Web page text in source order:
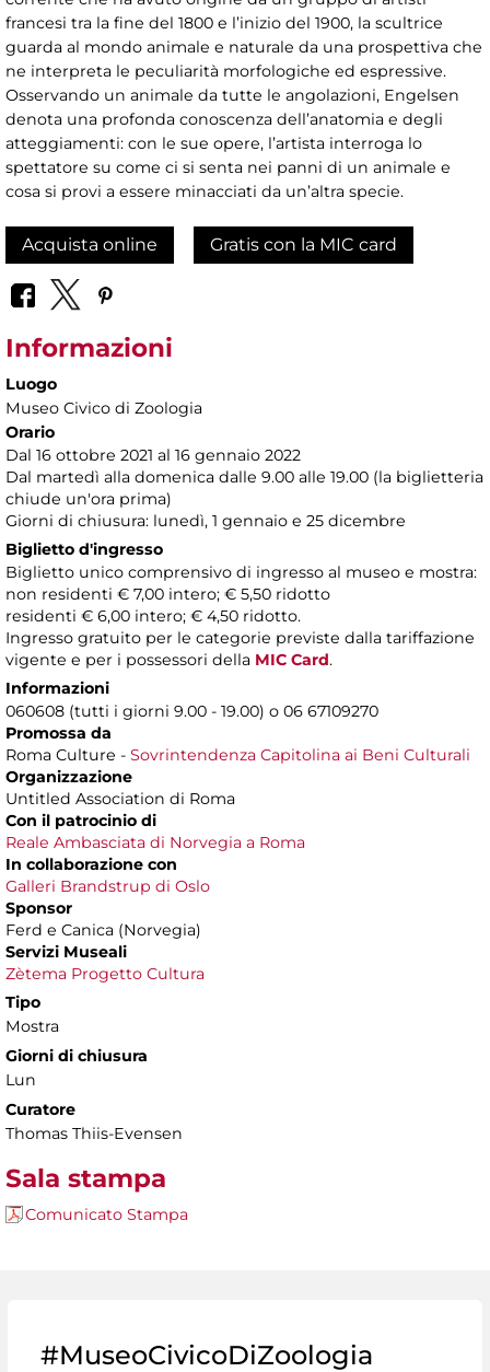
francesi tra la fine del 1800 e l’inizio del 1900, la scultrice
guarda al mondo animale e naturale da una prospettiva che
ne interpreta le peculiarità morfologiche ed espressive.
Osservando un animale da tutte le angolazioni, Engelsen
denota una profonda conoscenza dell’anatomia e degli
atteggiamenti: con le sue opere, l’artista interroga lo
spettatore su come ci si senta nei panni di un animale e
cosa si provi a essere minacciati da un’altra specie.
Acquista online Gratis con la MIC card
Informazioni
Luogo
Museo Civico di Zoologia
Orario
Dal 16 ottobre 2021 al 16 gennaio 2022
Dal martedì alla domenica dalle 9.00 alle 19.00 (la biglietteria
chiude un'ora prima)
Giorni di chiusura: lunedì, 1 gennaio e 25 dicembre
Biglietto d'ingresso
Biglietto unico comprensivo di ingresso al museo e mostra:
non residenti € 7,00 intero; € 5,50 ridotto
residenti € 6,00 intero; € 4,50 ridotto.
Ingresso gratuito per le categorie previste dalla tariffazione
vigente e per i possessori della MIC Card.
Informazioni
060608 (tutti i giorni 9.00 - 19.00) o 06 67109270
Promossa da
Roma Culture - Sovrintendenza Capitolina ai Beni Culturali
Organizzazione
Untitled Association di Roma
Con il patrocinio di
Reale Ambasciata di Norvegia a Roma
In collaborazione con
Galleri Brandstrup di Oslo
Sponsor
Ferd e Canica (Norvegia)
Servizi Museali
Zètema Progetto Cultura
Tipo
Mostra
Giorni di chiusura
Lun
Curatore
Thomas Thiis-Evensen
Sala stampa
Comunicato Stampa
#MuseoCivicoDiZoologia